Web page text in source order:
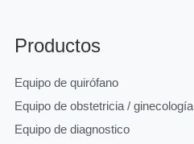
Productos
Equipo de quirófano
Equipo de obstetricia / ginecología
Equipo de diagnostico